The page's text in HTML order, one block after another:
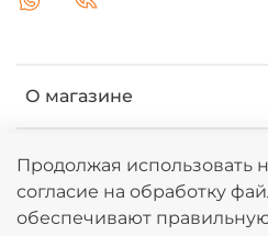
О магазине
Клиентам
Информация
Продолжая использовать
согласие на обработку
обеспечивают